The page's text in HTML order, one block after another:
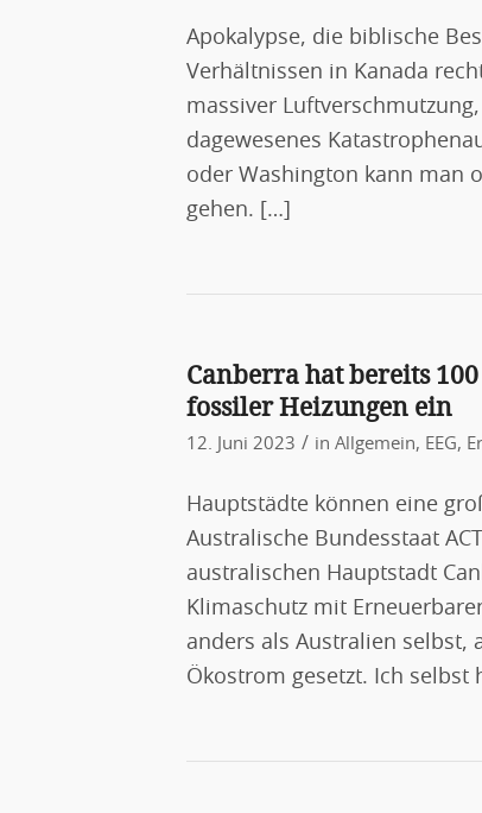
Apokalypse, die biblische
Verhältnissen in Kanada
massiver
dagewesenes
oder Washington kann man
gehen. […]
Canberra hat bereits
fossiler Heizungen ein
12. Juni 2023 / in Allgemein, EEG,
Hauptstädte können eine
Australische Bundesstaat
australischen Hauptstadt
Klimaschutz mit
anders als Australien selbst,
Ökostrom gesetzt. Ich selbst